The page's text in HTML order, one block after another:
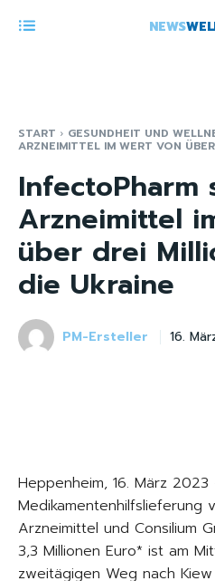
NEWS
START GESUNDHEIT UND
ARZNEIMITTEL IM WERT VON
InfectoPharm
Arzneimittel
über drei
die Ukraine
PM-Ersteller 16.
Heppenheim, 16. März
Medikamentenhilfslieferung
Arzneimittel und Consilium
3,3 Millionen Euro* ist am
zweitägigen Weg nach